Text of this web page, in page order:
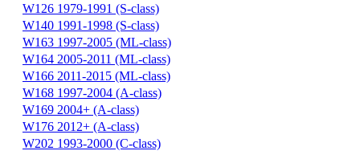
W126 1979-1991 (S-class)
W140 1991-1998 (S-class)
W163 1997-2005 (ML-class)
W164 2005-2011 (ML-class)
W166 2011-2015 (ML-class)
W168 1997-2004 (A-class)
W169 2004+ (A-class)
W176 2012+ (A-class)
W202 1993-2000 (C-class)